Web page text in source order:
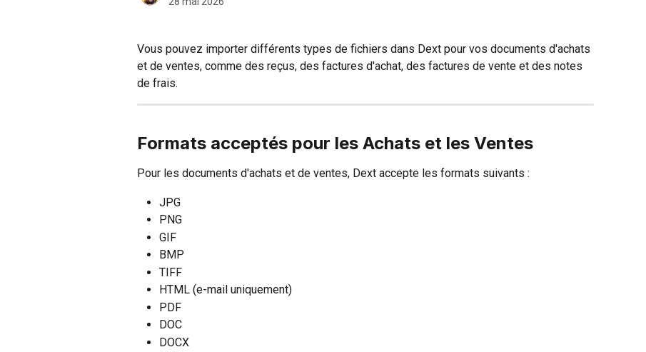
Vous pouvez importer différents types de fichiers dans Dext pour vos documents d'achats
et de ventes, comme des reçus, des factures d'achat, des factures de vente et des notes
de frais.
Formats acceptés pour les Achats et les Ventes
Pour les documents d'achats et de ventes, Dext accepte les formats suivants :
JPG
PNG
GIF
BMP
TIFF
HTML (e-mail uniquement)
PDF
DOC
DOCX